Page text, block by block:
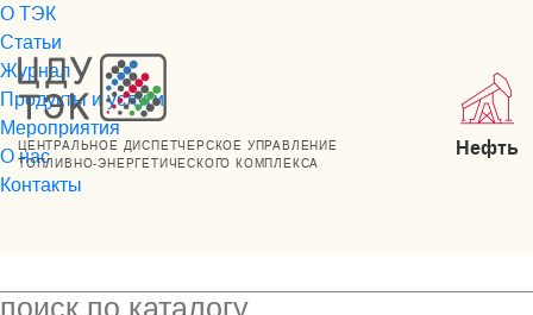
ЦЕНТРАЛЬНОЕ ДИСПЕТЧЕРСКОЕ УПРАВЛЕНИЕ
ТОПЛИВНО-ЭНЕРГЕТИЧЕСКОГО КОМПЛЕКСА
Нефть
О ТЭК
Статьи
Журнал
Продукты и услуги
Мероприятия
О нас
Контакты